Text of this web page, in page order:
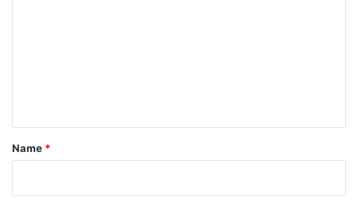
*
Name *